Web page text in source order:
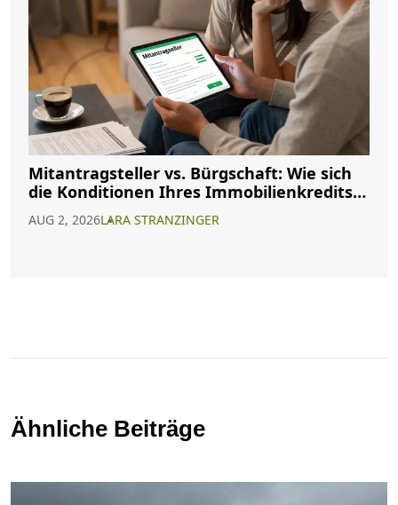
Mitantragsteller vs. Bürgschaft: Wie sich
die Konditionen Ihres Immobilienkredits
AUG 2, 2026LARA STRANZINGER
Ähnliche Beiträge